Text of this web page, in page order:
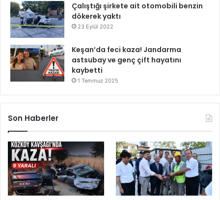
Çalıştığı şirkete ait otomobili benzin
dökerek yaktı
23 Eylül 2022
Keşan’da feci kaza! Jandarma
astsubay ve genç çift hayatını
kaybetti
1 Temmuz 2025
Son Haberler